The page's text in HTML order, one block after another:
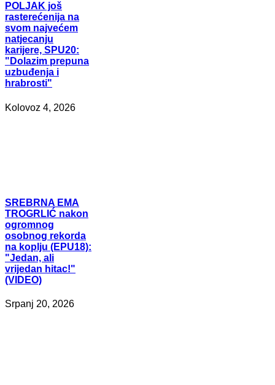
POLJAK još
rasterećenija na
svom najvećem
natjecanju
karijere, SPU20:
"Dolazim prepuna
uzbuđenja i
hrabrosti"
Kolovoz 4, 2026
SREBRNA EMA
TROGRLIĆ nakon
ogromnog
osobnog rekorda
na koplju (EPU18):
"Jedan, ali
vrijedan hitac!"
(VIDEO)
Srpanj 20, 2026